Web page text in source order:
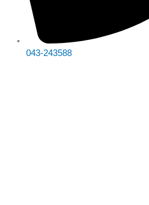
043-243588